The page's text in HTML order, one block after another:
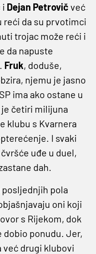
i Dejan Petrovič već
reći da su prvotimci
trojac može reći i
da napuste
Fruk, doduše,
njemu je jasno
ima ako ostane u
je četiri milijuna
klubu s Kvarnera
I svaki
uđe u duel,
dah.
posljednjih pola
oni koji
s Rijekom, dok
dobio ponudu. Jer,
već drugi klubovi